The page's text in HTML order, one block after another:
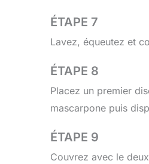
ÉTAPE 7
Lavez, équeutez et
ÉTAPE 8
Placez un premier
mascarpone puis
ÉTAPE 9
Couvrez avec le